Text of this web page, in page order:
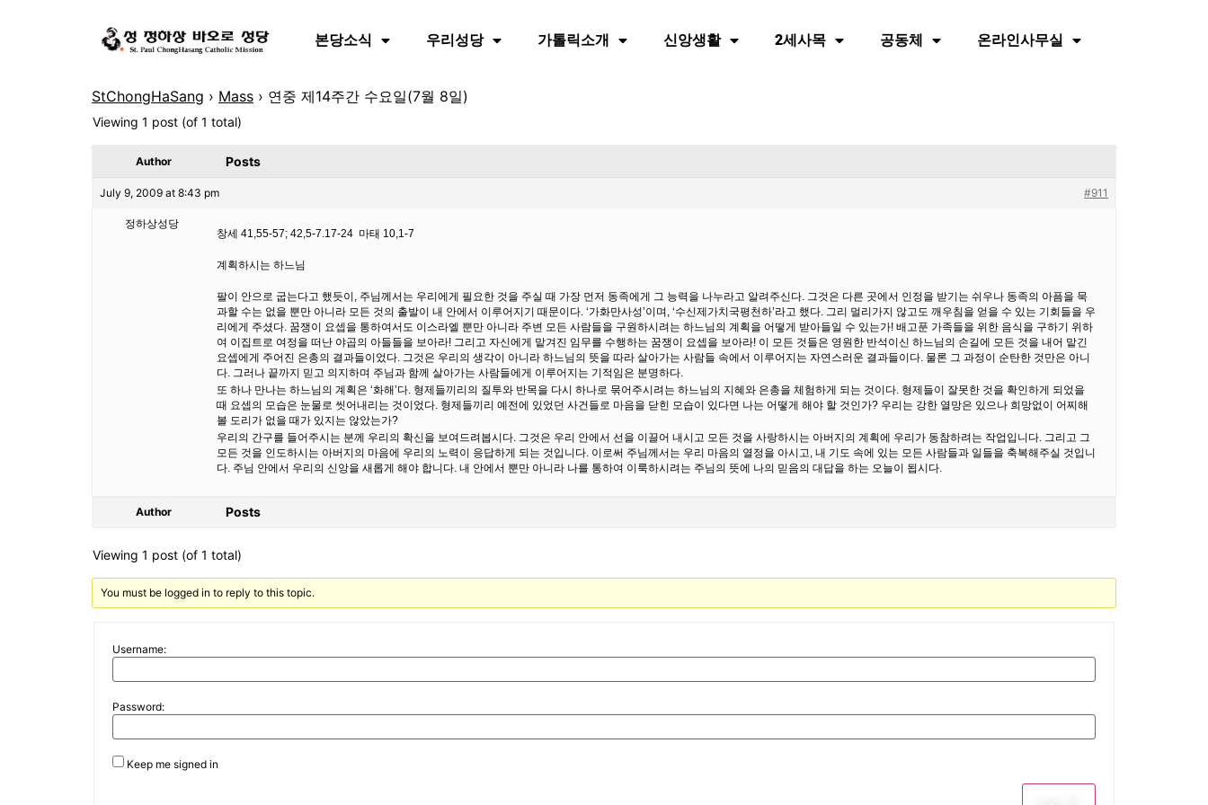
본당소식 우리성당 가톨릭소개 신앙생활 2세사목 공동체 온라인사무실
StChongHaSang › Mass › 연중 제14주간 수요일(7월 8일)
Viewing 1 post (of 1 total)
Author Posts
July 9, 2009 at 8:43 pm #911
정하상성당
창세 41,55-57; 42,5-7.17-24 마태 10,1-7
계획하시는 하느님
팔이 안으로 굽는다고 했듯이, 주님께서는 우리에게 필요한 것을 주실 때 가장 먼저 동족에게 그 능력을 나누라고 알려주신다. 그것은 다른 곳에서 인정을 받기는 쉬우나 동족의 아픔을 묵
과할 수는 없을 뿐만 아니라 모든 것의 출발이 내 안에서 이루어지기 때문이다. ‘가화만사성’이며, ‘수신제가치국평천하’라고 했다. 그리 멀리가지 않고도 깨우침을 얻을 수 있는 기회들을 우
리에게 주셨다. 꿈쟁이 요셉을 통하여서도 이스라엘 뿐만 아니라 주변 모든 사람들을 구원하시려는 하느님의 계획을 어떻게 받아들일 수 있는가! 배고푼 가족들을 위한 음식을 구하기 위하
여 이집트로 여정을 떠난 야곱의 아들들을 보아라! 그리고 자신에게 맡겨진 임무를 수행하는 꿈쟁이 요셉을 보아라! 이 모든 것들은 영원한 반석이신 하느님의 손길에 모든 것을 내어 맡긴
요셉에게 주어진 은총의 결과들이었다. 그것은 우리의 생각이 아니라 하느님의 뜻을 따라 살아가는 사람들 속에서 이루어지는 자연스러운 결과들이다. 물론 그 과정이 순탄한 것만은 아니
다. 그러나 끝까지 믿고 의지하며 주님과 함께 살아가는 사람들에게 이루어지는 기적임은 분명하다.
또 하나 만나는 하느님의 계획은 ‘화해’다. 형제들끼리의 질투와 반목을 다시 하나로 묶어주시려는 하느님의 지혜와 은총을 체험하게 되는 것이다. 형제들이 잘못한 것을 확인하게 되었을
때 요셉의 모습은 눈물로 씻어내리는 것이었다. 형제들끼리 예전에 있었던 사건들로 마음을 닫힌 모습이 있다면 나는 어떻게 해야 할 것인가? 우리는 강한 열망은 있으나 희망없이 어찌해
볼 도리가 없을 때가 있지는 않았는가?
우리의 간구를 들어주시는 분께 우리의 확신을 보여드려봅시다. 그것은 우리 안에서 선을 이끌어 내시고 모든 것을 사랑하시는 아버지의 계획에 우리가 동참하려는 작업입니다. 그리고 그
모든 것을 인도하시는 아버지의 마음에 우리의 노력이 응답하게 되는 것입니다. 이로써 주님께서는 우리 마음의 열정을 아시고, 내 기도 속에 있는 모든 사람들과 일들을 축복해주실 것입니
다. 주님 안에서 우리의 신앙을 새롭게 해야 합니다. 내 안에서 뿐만 아니라 나를 통하여 이룩하시려는 주님의 뜻에 나의 믿음의 대답을 하는 오늘이 됩시다.
Author Posts
Viewing 1 post (of 1 total)
You must be logged in to reply to this topic.
Username:
Password:
Keep me signed in